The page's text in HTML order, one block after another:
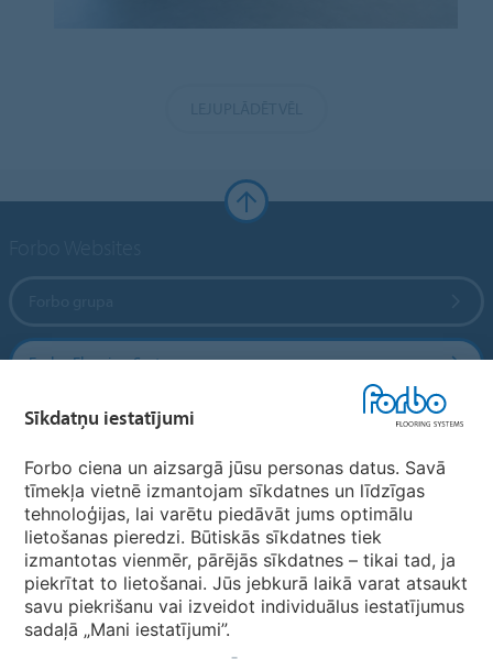
Forbo Flooring Systems
Forbo Movement Systems
Valstu mājas lapas
Izvēlēties valsti
Sīkdatņu iestatījumi
Forbo ciena un aizsargā jūsu personas datus. Savā
tīmekļa vietnē izmantojam sīkdatnes un līdzīgas
tehnoloģijas, lai varētu piedāvāt jums optimālu
lietošanas pieredzi. Būtiskās sīkdatnes tiek
izmantotas vienmēr, pārējās sīkdatnes – tikai tad, ja
piekrītat to lietošanai. Jūs jebkurā laikā varat atsaukt
savu piekrišanu vai izveidot individuālus iestatījumus
sadaļā „Mani iestatījumi”.